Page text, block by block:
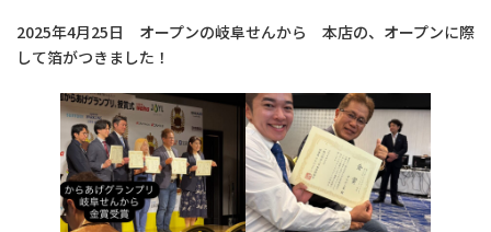
2025年4月25日 オープンの岐阜せんから 本店の、オープンに際
して箔がつきました！